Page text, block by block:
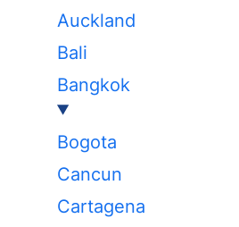
Auckland
Bali
Bangkok
Bogota
Cancun
Cartagena